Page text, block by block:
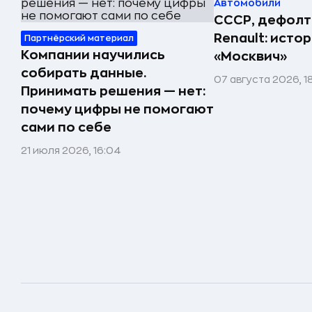
Партнёрский материал
Компании научились
собирать данные.
Принимать решения — нет:
почему цифры не помогают
сами по себе
21 июля 2026, 16:04
Автомобили
СССР,
Renault:
«Москвич»
07 августа 2026,